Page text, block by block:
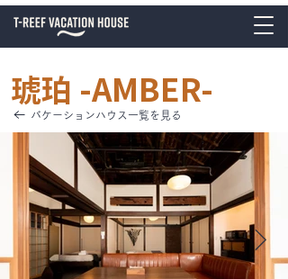
琥珀 -AMBER-
バケーションハウス一覧を見る